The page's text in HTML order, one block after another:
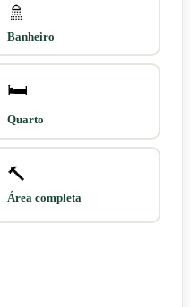
🚿
Banheiro
🛏️
Quarto
🔨
Área completa